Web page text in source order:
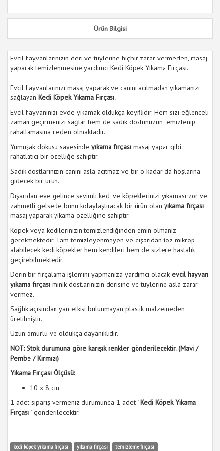
Ürün Bilgisi
Evcil hayvanlarınızın deri ve tüylerine hiçbir zarar vermeden, masaj
yaparak temizlenmesine yardımcı Kedi Köpek Yıkama Fırçası.
Evcil hayvanlarınızı masaj yaparak ve canını acıtmadan yıkamanızı
sağlayan Kedi Köpek Yıkama Fırçası.
Evcil hayvanınızı evde yıkamak oldukça keyiflidir. Hem sizi eğlenceli
zaman geçirmenizi sağlar hem de sadık dostunuzun temizlenip
rahatlamasına neden olmaktadır.
Yumuşak dokusu sayesinde yıkama fırçası masaj yapar gibi
rahatlatıcı bir özelliğe sahiptir.
Sadık dostlarınızın canını asla acıtmaz ve bir o kadar da hoşlarına
gidecek bir ürün.
Dışarıdan eve gelince sevimli kedi ve köpeklerinizi yıkaması zor ve
zahmetli gelsede bunu kolaylaştıracak bir ürün olan yıkama fırçası
masaj yaparak yıkama özelliğine sahiptir.
Köpek veya kedilerinizin temizlendiğinden emin olmanız
gerekmektedir. Tam temizleyenmeyen ve dışarıdan toz-mikrop
alabilecek kedi köpekler hem kendileri hem de sizlere hastalık
geçirebilmektedir.
Derin bir fırçalama işlemini yapmanıza yardımcı olacak evcil hayvan
yıkama fırçası minik dostlarınızın derisine ve tüylerine asla zarar
vermez.
Sağlık açısından yan etkisi bulunmayan plastik malzemeden
üretilmiştir.
Uzun ömürlü ve oldukça dayanıklıdır.
NOT: Stok durumuna göre karışık renkler gönderilecektir. (Mavi /
Pembe / Kırmızı)
Yıkama Fırçası Ölçüsü:
10 x 8 cm
1 adet sipariş vermeniz durumunda 1 adet "Kedi Köpek Yıkama
Fırçası " gönderilecektir.
kedi köpek yıkama fırçası yıkama fırçası
temizleme fırçası